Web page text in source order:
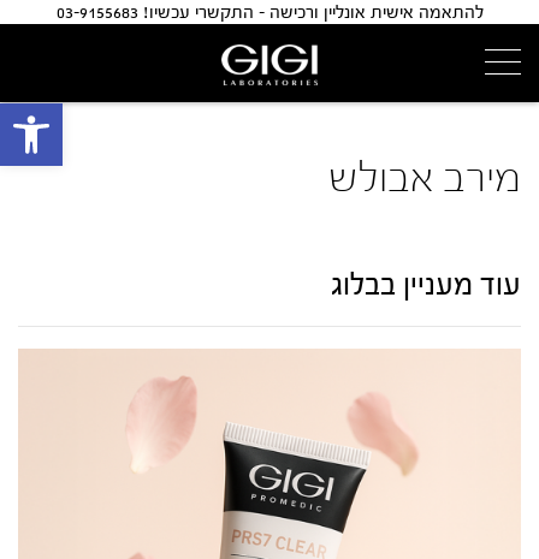
להתאמה אישית אונליין ורכישה - התקשרי עכשיו! 03-9155683
מירב אבולש
עוד מעניין בבלוג